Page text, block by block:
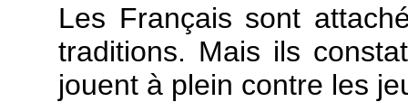
Les Français sont
traditions. Mais ils
jouent à plein contre les